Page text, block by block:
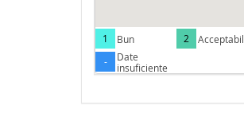
1 Bun 2 Acceptabil
-
Date
insuficiente